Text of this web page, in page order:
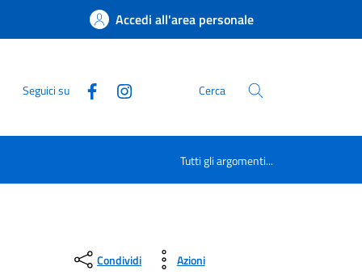
Accedi all'area personale
Seguici su Cerca
Tutti gli argomenti...
Condividi Azioni